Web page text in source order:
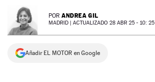
NEWSLETTER POR ANDREA GIL
MADRID | ACTUALIZADO 28 ABR 25 - 10: 25
Añadir EL MOTOR en Google